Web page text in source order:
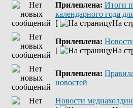
Прилеплена: Итоги
календарного года
[
На
Прилеплена:
[
На
Прилеплена:
новостей
Новости